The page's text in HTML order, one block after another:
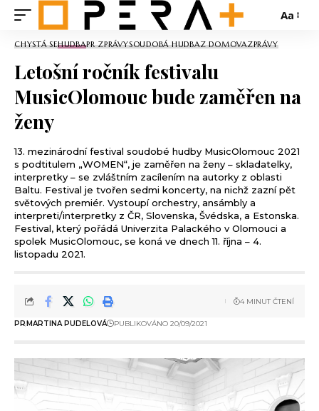
Aa
CHYSTÁ SEHUDBAPR ZPRÁVYSOUDOBÁ HUDBAZ DOMOVAZPRÁVY
Letošní ročník festivalu
MusicOlomouc bude zaměřen na
ženy
13. mezinárodní festival soudobé hudby MusicOlomouc 2021
s podtitulem „WOMEN“, je zaměřen na ženy – skladatelky,
interpretky – se zvláštním zacílením na autorky z oblasti
Baltu. Festival je tvořen sedmi koncerty, na nichž zazní pět
světových premiér. Vystoupí orchestry, ansámbly a
interpreti/interpretky z ČR, Slovenska, Švédska, a Estonska.
Festival, který pořádá Univerzita Palackého v Olomouci a
spolek MusicOlomouc, se koná ve dnech 11. října – 4.
listopadu 2021.
PRMARTINA PUDELOVÁ PUBLIKOVÁNO 20/09/2021
4 MINUT ČTENÍ